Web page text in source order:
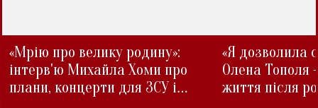
«Мрію про велику родину»:
інтерв'ю Михайла Хоми про
плани, концерти для ЗСУ і
«Я дозволила
Олена Тополя
життя після